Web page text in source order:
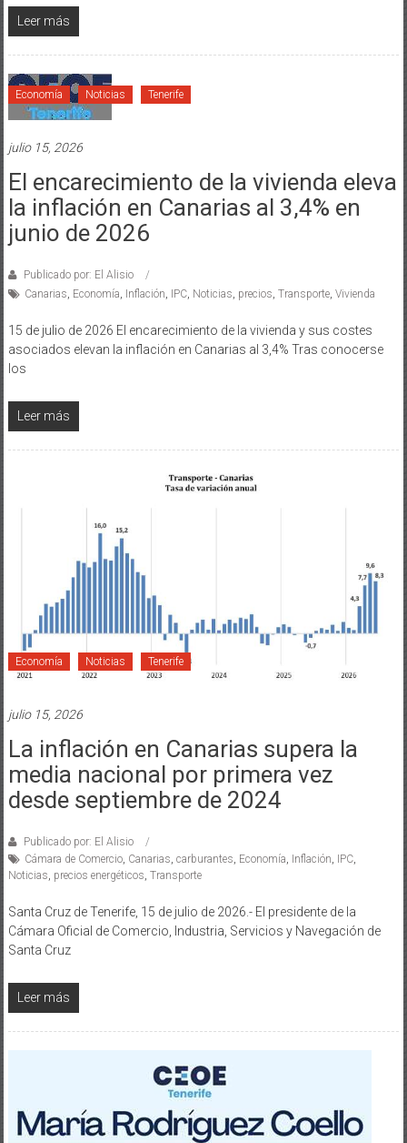
Leer más
Economía Noticias Tenerife
julio 15, 2026
El encarecimiento de la vivienda eleva
la inflación en Canarias al 3,4% en
junio de 2026
Publicado por: El Alisio
Canarias Economía Inflación IPC, Noticias precios Transporte, Vivienda
15 de julio de 2026 El encarecimiento de la vivienda y sus costes
asociados elevan la inflación en Canarias al 3,4% Tras conocerse
los
Leer más
Economía Noticias Tenerife
julio 15, 2026
La inflación en Canarias supera la
media nacional por primera vez
desde septiembre de 2024
Publicado por: El Alisio
Cámara de Comercio, Canarias, carburantes, Economía, Inflación, IPC,
Noticias, precios energéticos, Transporte
Santa Cruz de Tenerife, 15 de julio de 2026.- El presidente de la
Cámara Oficial de Comercio, Industria, Servicios y Navegación de
Santa Cruz
Leer más